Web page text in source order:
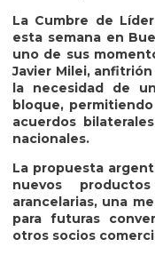
La Cumbre de
esta semana en
uno de sus
Javier Milei,
la necesidad de
bloque,
acuerdos
nacionales.
La propuesta
nuevos
arancelarias, una
para futuras
otros socios